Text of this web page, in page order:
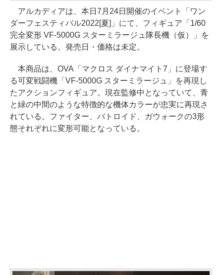
アルカディアは、本日7月24日開催のイベント「ワン
ダーフェスティバル2022[夏]」にて、フィギュア「1/60
完全変形 VF-5000G スターミラージュ隊長機（仮）」を
展示している。発売日・価格は未定。
本商品は、OVA「マクロス ダイナマイト7」に登場す
る可変戦闘機「VF-5000G スターミラージュ」を再現し
たアクションフィギュア。現在監修中となっていて、青
と緑の中間のような特徴的な機体カラーが忠実に再現さ
れている。ファイター、バトロイド、ガウォークの3形
態それぞれに変形可能となっている。